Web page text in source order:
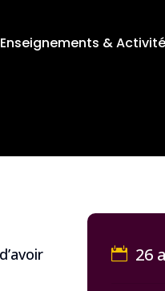
Enseignements &
26